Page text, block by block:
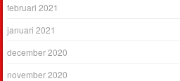
februari 2021
januari 2021
december 2020
november 2020